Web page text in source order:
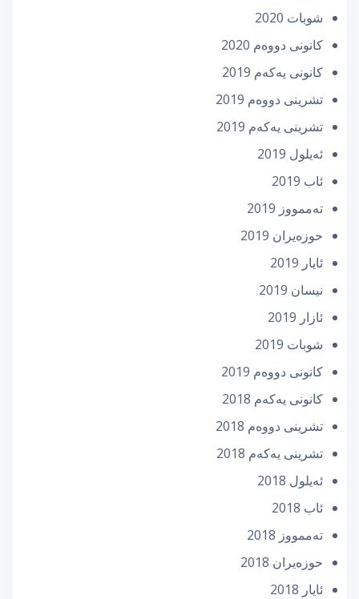
شوبات 2020
كانونی دووه‌م 2020
كانونی یه‌كه‌م 2019
تشرینی دووه‌م 2019
تشرینی یه‌كه‌م 2019
ئه‌یلول 2019
ئاب 2019
تەممووز 2019
حوزه‌یران 2019
ئایار 2019
نیسان 2019
ئازار 2019
شوبات 2019
كانونی دووه‌م 2019
كانونی یه‌كه‌م 2018
تشرینی دووه‌م 2018
تشرینی یه‌كه‌م 2018
ئه‌یلول 2018
ئاب 2018
تەممووز 2018
حوزه‌یران 2018
ئایار 2018